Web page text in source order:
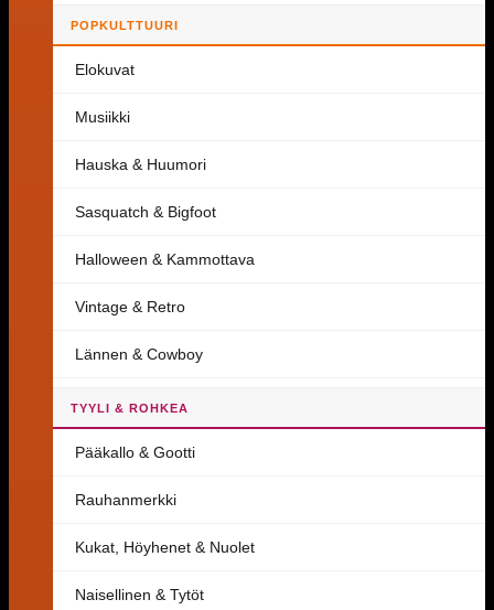
POPKULTTUURI
Elokuvat
Musiikki
Hauska & Huumori
Sasquatch & Bigfoot
Halloween & Kammottava
Vintage & Retro
Lännen & Cowboy
TYYLI & ROHKEA
Pääkallo & Gootti
Rauhanmerkki
Kukat, Höyhenet & Nuolet
Naisellinen & Tytöt